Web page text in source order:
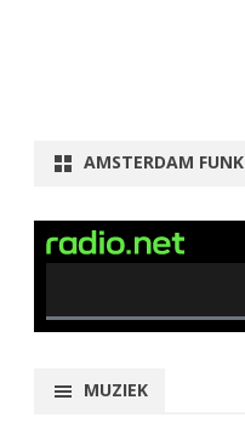
AMSTERDAM FUNK
0% Complete
MUZIEK